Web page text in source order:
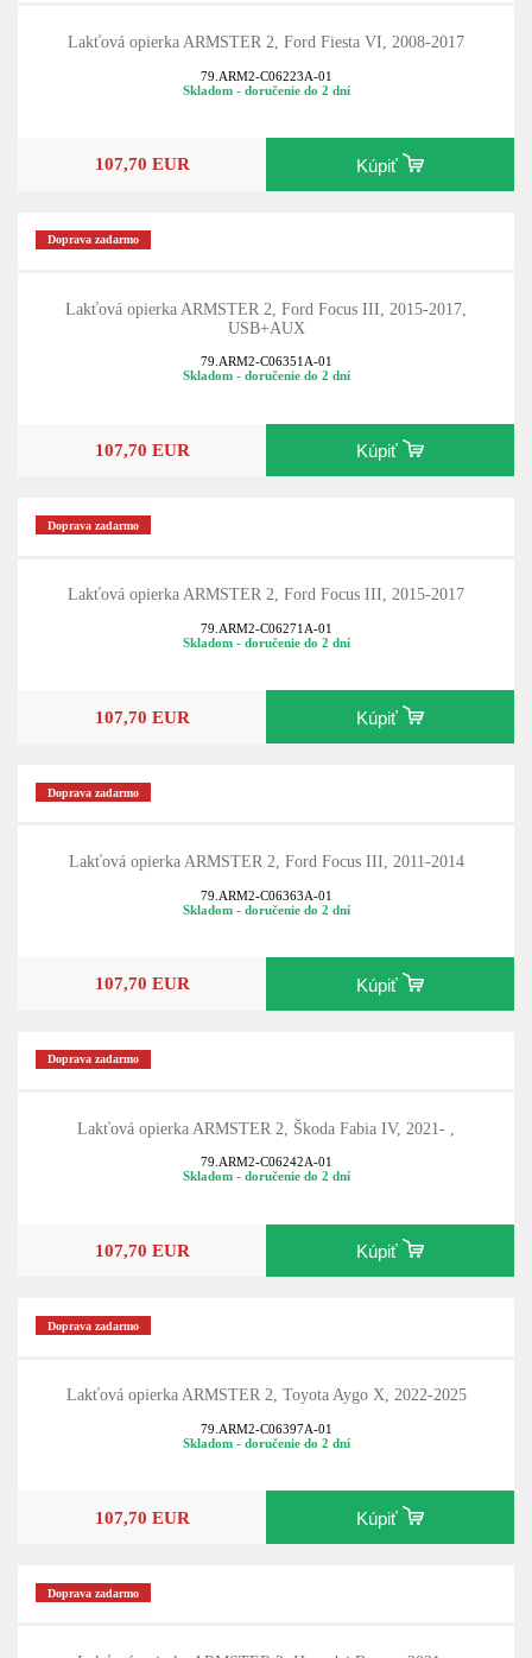
Lakťová opierka ARMSTER 2, Ford Fiesta VI, 2008-2017
79.ARM2-C06223A-01
Skladom - doručenie do 2 dní
107,70 EUR Kúpiť
Doprava zadarmo
Lakťová opierka ARMSTER 2, Ford Focus III, 2015-2017,
USB+AUX
79.ARM2-C06351A-01
Skladom - doručenie do 2 dní
107,70 EUR Kúpiť
Doprava zadarmo
Lakťová opierka ARMSTER 2, Ford Focus III, 2015-2017
79.ARM2-C06271A-01
Skladom - doručenie do 2 dní
107,70 EUR Kúpiť
Doprava zadarmo
Lakťová opierka ARMSTER 2, Ford Focus III, 2011-2014
79.ARM2-C06363A-01
Skladom - doručenie do 2 dní
107,70 EUR Kúpiť
Doprava zadarmo
Lakťová opierka ARMSTER 2, Škoda Fabia IV, 2021- ,
79.ARM2-C06242A-01
Skladom - doručenie do 2 dní
107,70 EUR Kúpiť
Doprava zadarmo
Lakťová opierka ARMSTER 2, Toyota Aygo X, 2022-2025
79.ARM2-C06397A-01
Skladom - doručenie do 2 dní
107,70 EUR Kúpiť
Doprava zadarmo